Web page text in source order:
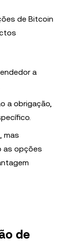
de Bitcoin
a
a obrigação,
mas
as opções
de